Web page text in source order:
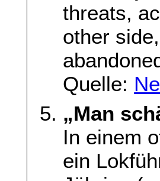
threats,
other
Quelle:
„Man
In einem
ein